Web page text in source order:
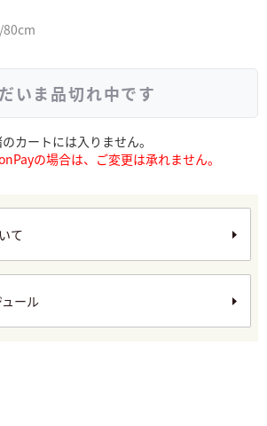
80cm
いま品切れ中です
カートには入りません。
の場合は、ご変更は承れません。
て
ール